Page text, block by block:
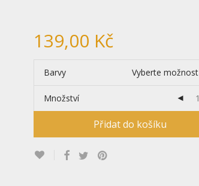
139,00 Kč
Barvy Vyberte možnost
Množství
Přidat do košíku